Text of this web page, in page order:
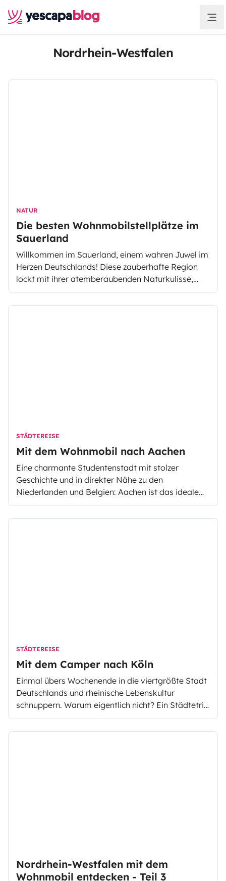
Nordrhein-Westfalen
NATUR
Die besten Wohnmobilstellplätze im
Sauerland
Willkommen im Sauerland, einem wahren Juwel im
Herzen Deutschlands! Diese zauberhafte Region
lockt mit ihrer atemberaubenden Naturkulisse,
historischen Städten und einer Fülle an
Freizeitmöglichkeiten Besucher aus nah und fern
STÄDTEREISE
Mit dem Wohnmobil nach Aachen
Eine charmante Studentenstadt mit stolzer
Geschichte und in direkter Nähe zu den
Niederlanden und Belgien: Aachen ist das ideale
Urlaubsziel für Deine nächste Camper-Reise. Die
westlichste Großstadt Deutschlands bietet ein
STÄDTEREISE
Mit dem Camper nach Köln
Einmal übers Wochenende in die viertgrößte Stadt
Deutschlands und rheinische Lebenskultur
schnuppern. Warum eigentlich nicht? Ein Städtetrip
nach Köln mit dem Camper lohnt sich - während
und auch außerhalb der Karnevalssaison!
Nordrhein-Westfalen mit dem
Wohnmobil entdecken - Teil 3